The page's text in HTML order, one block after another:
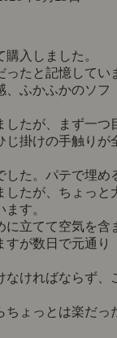
入しました。
ったと記憶してい
、ふかふかのソフ
したが、まず一つ
じ掛けの手触りが
した。パテで埋め
したが、ちょっと
す。
に立てて空気を含
が数日で元通り
なければならず、
ちょっとは楽だっ